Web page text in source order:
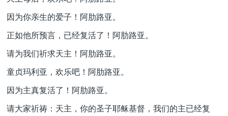
因为你亲生的爱子！阿肋路亚。
正如他所预言，已经复活了！阿肋路亚。
请为我们祈求天主！阿肋路亚。
童贞玛利亚，欢乐吧！阿肋路亚。
因为主真复活了！阿肋路亚。
请大家祈祷：天主，你的圣子耶稣基督，我们的主已经复